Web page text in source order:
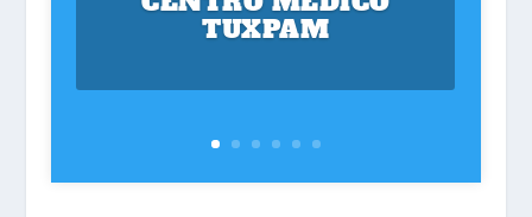
TUXPAM